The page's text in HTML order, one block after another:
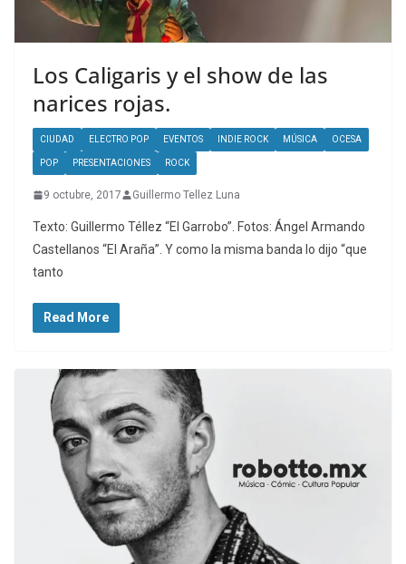
Los Caligaris y el show de las
narices rojas.
CIUDAD ELECTRO POP EVENTOS INDIE ROCK MÚSICA OCESA
POP PRESENTACIONES ROCK
9 octubre, 2017 Guillermo Tellez Luna
Texto: Guillermo Téllez “El Garrobo”. Fotos: Ángel Armando
Castellanos “El Araña”. Y como la misma banda lo dijo “que
tanto
Read More